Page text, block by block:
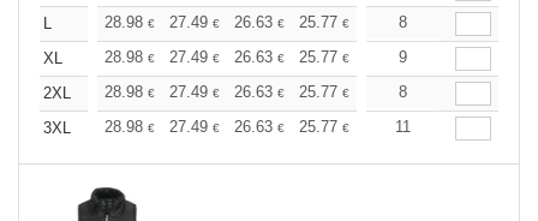
L
28.98 € 27.49 € 26.63 € 25.77 € 24.48
8
XL
28.98 € 27.49 € 26.63 € 25.77 € 24.48
9
2XL
28.98 € 27.49 € 26.63 € 25.77 € 24.48
8
3XL
28.98 € 27.49 € 26.63 € 25.77 € 24.48
11